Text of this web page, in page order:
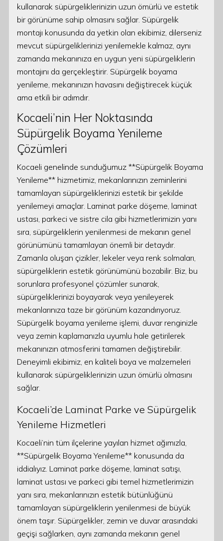
kullanarak süpürgeliklerinizin uzun ömürlü ve estetik
bir görünüme sahip olmasını sağlar. Süpürgelik
montajı konusunda da yetkin olan ekibimiz, dilerseniz
mevcut süpürgeliklerinizi yenilemekle kalmaz, aynı
zamanda mekanınıza en uygun yeni süpürgeliklerin
montajını da gerçekleştirir. Süpürgelik boyama
yenileme, mekanınızın havasını değiştirecek küçük
ama etkili bir adımdır.
Kocaeli’nin Her Noktasında
Süpürgelik Boyama Yenileme
Çözümleri
Kocaeli genelinde sunduğumuz **Süpürgelik Boyama
Yenileme** hizmetimiz, mekanlarınızın zeminlerini
tamamlayan süpürgeliklerinizi estetik bir şekilde
yenilemeyi amaçlar. Laminat parke döşeme, laminat
ustası, parkeci ve sistre cila gibi hizmetlerimizin yanı
sıra, süpürgeliklerin yenilenmesi de mekanın genel
görünümünü tamamlayan önemli bir detaydır.
Zamanla oluşan çizikler, lekeler veya renk solmaları,
süpürgeliklerin estetik görünümünü bozabilir. Biz, bu
sorunlara profesyonel çözümler sunarak,
süpürgeliklerinizi boyayarak veya yenileyerek
mekanlarınıza taze bir görünüm kazandırıyoruz.
Süpürgelik boyama yenileme işlemi, duvar renginizle
veya zemin kaplamanızla uyumlu hale getirilerek
mekanınızın atmosferini tamamen değiştirebilir.
Deneyimli ekibimiz, en kaliteli boya ve malzemeleri
kullanarak süpürgeliklerinizin uzun ömürlü olmasını
sağlar.
Kocaeli’de Laminat Parke ve Süpürgelik
Yenileme Hizmetleri
Kocaeli’nin tüm ilçelerine yayılan hizmet ağımızla,
**Süpürgelik Boyama Yenileme** konusunda da
iddialıyız. Laminat parke döşeme, laminat satışı,
laminat ustası ve parkeci gibi temel hizmetlerimizin
yanı sıra, mekanlarınızın estetik bütünlüğünü
tamamlayan süpürgeliklerin yenilenmesi de büyük
önem taşır. Süpürgelikler, zemin ve duvar arasındaki
geçişi sağlarken, aynı zamanda mekanın genel